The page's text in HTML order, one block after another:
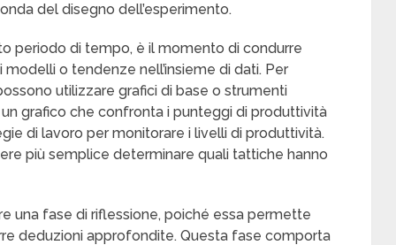
del disegno dell’esperimento.
periodo di tempo, è il momento di condurre
modelli o tendenze nell’insieme di dati. Per
utilizzare grafici di base o strumenti
grafico che confronta i punteggi di produttività
di lavoro per monitorare i livelli di produttività.
più semplice determinare quali tattiche hanno
una fase di riflessione, poiché essa permette
deduzioni approfondite. Questa fase comporta